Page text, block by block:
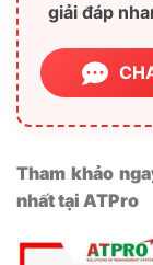
giải đáp
Tham khảo
nhất tại ATPro